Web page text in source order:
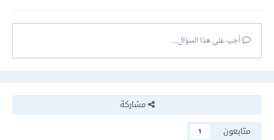
أجب على هذا السؤال...
مشاركة
متابعون
1